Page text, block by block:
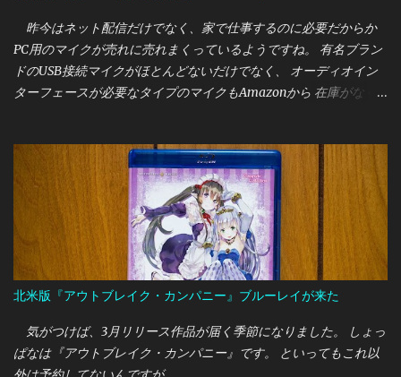
昨今はネット配信だけでなく、家で仕事するのに必要だからか
PC用のマイクが売れに売れまくっているようですね。 有名ブラン
ドのUSB接続マイクがほとんどないだけでなく、 オーディオイン
ターフェースが必要なタイプのマイクもAmazonから 在庫がなく
クに変更したいと思っていたところ 今回はオーストリア・AKGの
新しいUSB接続マイクである "LYRA"を買うことができたので、こ
こで紹介しておきたいと思います。
北米版『アウトブレイク・カンパニー』ブルーレイが来た
気がつけば、3月リリース作品が届く季節になりました。 しょっ
ぱなは『アウトブレイク・カンパニー』です。 といってもこれ以